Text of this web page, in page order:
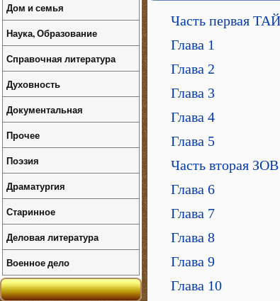
Часть первая
Глава 1
Глава 2
Глава 3
Глава 4
Глава 5
Часть вторая
Глава 6
Глава 7
Глава 8
Глава 9
Глава 10
Дом и семья
Наука, Образование
Справочная литература
Духовность
Документальная
Прочее
Поэзия
Драматургия
Старинное
Деловая литература
Военное дело